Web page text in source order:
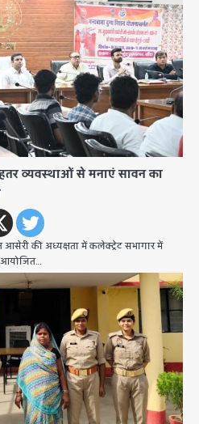
व्यवस्थाओं से मनाएं सावन का
आसेरी की अध्यक्षता में कलेक्ट्रेट सभागार में